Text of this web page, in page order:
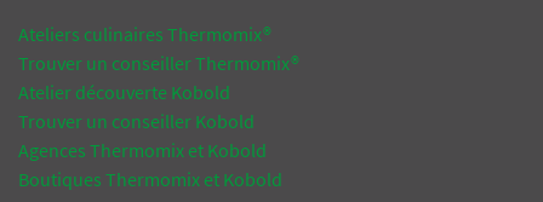
Ateliers culinaires Thermomix®
Trouver un conseiller Thermomix®
Atelier découverte Kobold
Trouver un conseiller Kobold
Agences Thermomix et Kobold
Boutiques Thermomix et Kobold